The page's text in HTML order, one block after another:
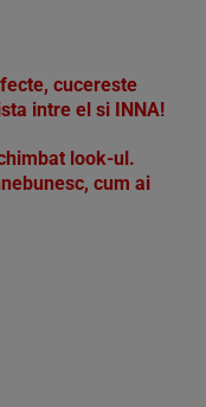
cucereste
intre el si INNA!
look-ul.
cum ai